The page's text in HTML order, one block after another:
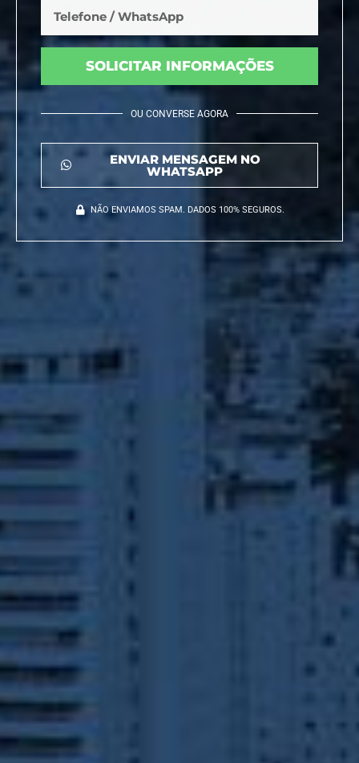
SOLICITAR INFORMAÇÕES
OU CONVERSE AGORA
ENVIAR MENSAGEM NO
WHATSAPP
NÃO ENVIAMOS SPAM. DADOS 100% SEGUROS.